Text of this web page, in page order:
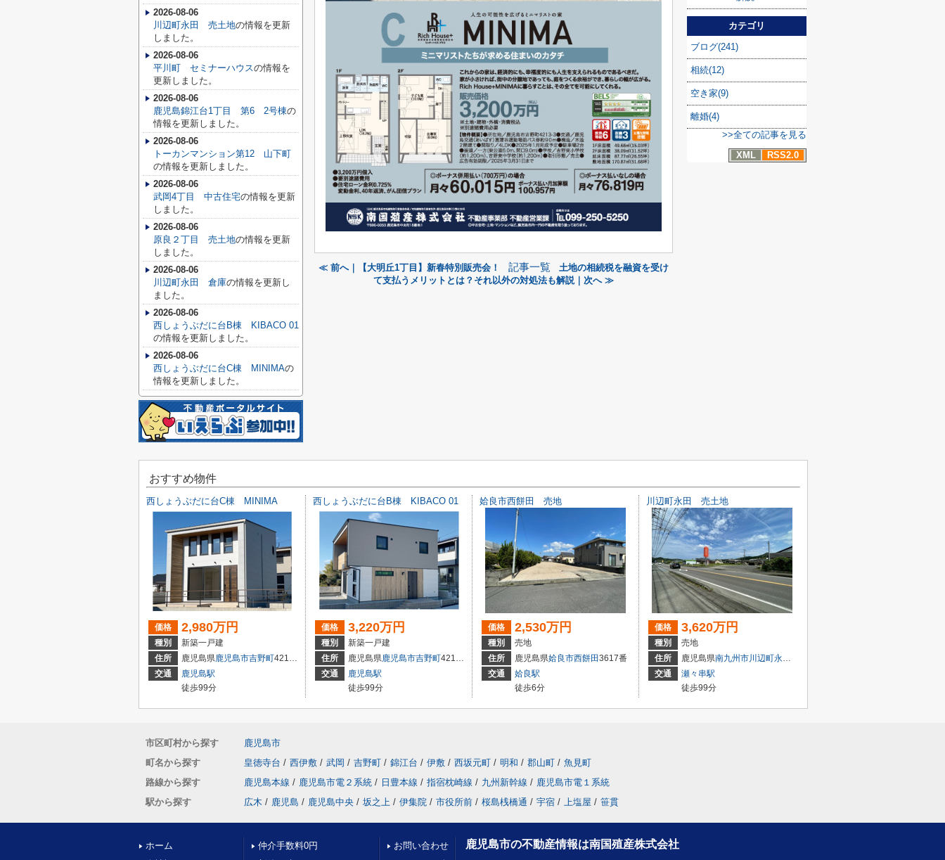
≪ 前へ｜【大明丘1丁目】新春特別販売会！ 記事一覧
土地の相続税を融資を受け
て支払うメリットとは？それ以外の対処法も解説｜次へ ≫
カテゴリ
ブログ(241)
相続(12)
空き家(9)
離婚(4)
>>全ての記事を見る
XML
RSS2.0
2026-08-06
川辺町永田 売土地の情報を更新
しました。
2026-08-06
平川町 セミナーハウスの情報を
更新しました。
2026-08-06
鹿児島錦江台1丁目 第6 2号棟の
情報を更新しました。
2026-08-06
トーカンマンション第12 山下町
の情報を更新しました。
2026-08-06
武岡4丁目 中古住宅の情報を更新
しました。
2026-08-06
原良２丁目 売土地の情報を更新
しました。
2026-08-06
川辺町永田 倉庫の情報を更新し
ました。
2026-08-06
西しょうぶだに台B棟 KIBACO 01
の情報を更新しました。
2026-08-06
西しょうぶだに台C棟 MINIMAの
情報を更新しました。
おすすめ物件
西しょうぶだに台C棟 MINIMA
価格 2,980万円
種別
新築一戸建
住所
鹿児島県鹿児島市吉野町4213-3
交通
鹿児島駅
徒歩99分
西しょうぶだに台B棟 KIBACO 01
価格 3,220万円
種別
新築一戸建
住所
鹿児島県鹿児島市吉野町4213-3
交通
鹿児島駅
徒歩99分
姶良市西餅田 売地
価格 2,530万円
種別
売地
住所
鹿児島県姶良市西餅田3617番
交通
姶良駅
徒歩6分
川辺町永田 売土地
価格 3,620万円
種別
売地
住所
鹿児島県南九州市川辺町永田
交通
瀬々串駅
徒歩99分
市区町村から探す
鹿児島市
町名から探す
皇徳寺台 / 西伊敷 / 武岡 / 吉野町 / 錦江台 / 伊敷 / 西坂元町 / 明和 / 郡山町 / 魚見町
路線から探す
鹿児島本線 / 鹿児島市電２系統 / 日豊本線 / 指宿枕崎線 / 九州新幹線 / 鹿児島市電１系統
駅から探す
広木 / 鹿児島 / 鹿児島中央 / 坂之上 / 伊集院 / 市役所前 / 桜島桟橋通 / 宇宿 / 上塩屋 / 笹貫
ホーム
仲介手数料0円
お問い合わせ
鹿児島市の不動産情報は南国殖産株式会社